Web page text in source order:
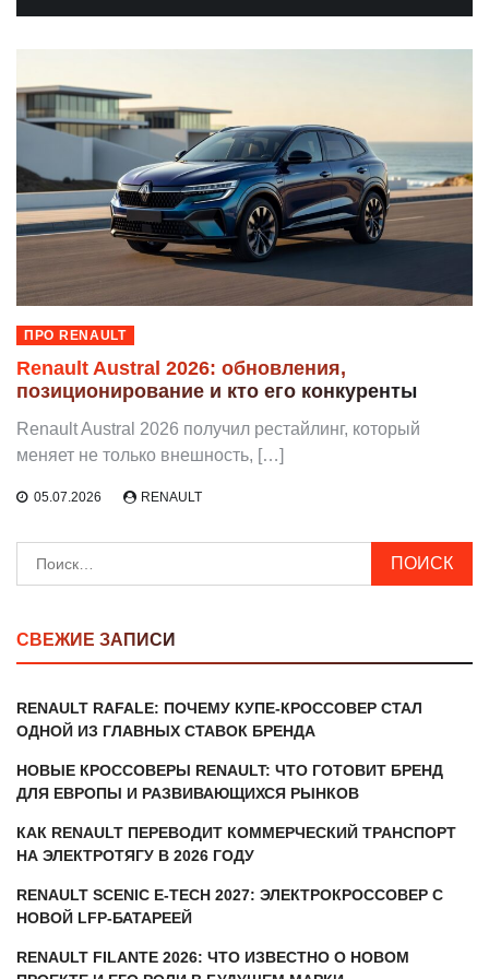
ПРО RENAULT
Renault Austral 2026: обновления,
позиционирование и кто его конкуренты
Renault Austral 2026 получил рестайлинг, который
меняет не только внешность, […]
05.07.2026 RENAULT
СВЕЖИЕ ЗАПИСИ
RENAULT RAFALE: ПОЧЕМУ КУПЕ-КРОССОВЕР СТАЛ
ОДНОЙ ИЗ ГЛАВНЫХ СТАВОК БРЕНДА
НОВЫЕ КРОССОВЕРЫ RENAULT: ЧТО ГОТОВИТ БРЕНД
ДЛЯ ЕВРОПЫ И РАЗВИВАЮЩИХСЯ РЫНКОВ
КАК RENAULT ПЕРЕВОДИТ КОММЕРЧЕСКИЙ ТРАНСПОРТ
НА ЭЛЕКТРОТЯГУ В 2026 ГОДУ
RENAULT SCENIC E-TECH 2027: ЭЛЕКТРОКРОССОВЕР С
НОВОЙ LFP-БАТАРЕЕЙ
RENAULT FILANTE 2026: ЧТО ИЗВЕСТНО О НОВОМ